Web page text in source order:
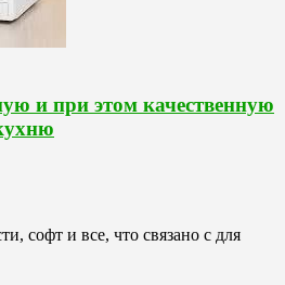
и при этом качественную
софт и все, что связано с для